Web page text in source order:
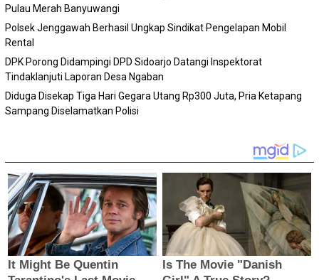
Pulau Merah Banyuwangi
Polsek Jenggawah Berhasil Ungkap Sindikat Pengelapan Mobil
Rental
DPK Porong Didampingi DPD Sidoarjo Datangi Inspektorat
Tindaklanjuti Laporan Desa Ngaban
Diduga Disekap Tiga Hari Gegara Utang Rp300 Juta, Pria Ketapang
Sampang Diselamatkan Polisi